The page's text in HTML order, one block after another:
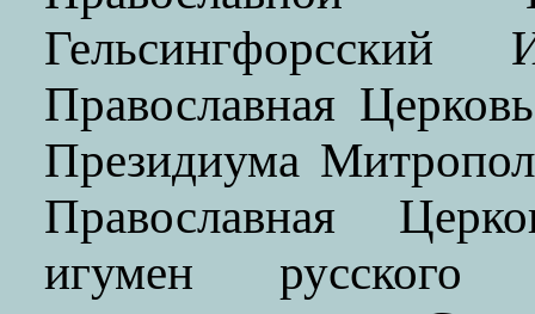
Православная
Президиума
Православная
игумен русского